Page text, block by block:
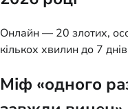
Онлайн — 20 злотих,
кількох хвилин до 7
Міф «одного